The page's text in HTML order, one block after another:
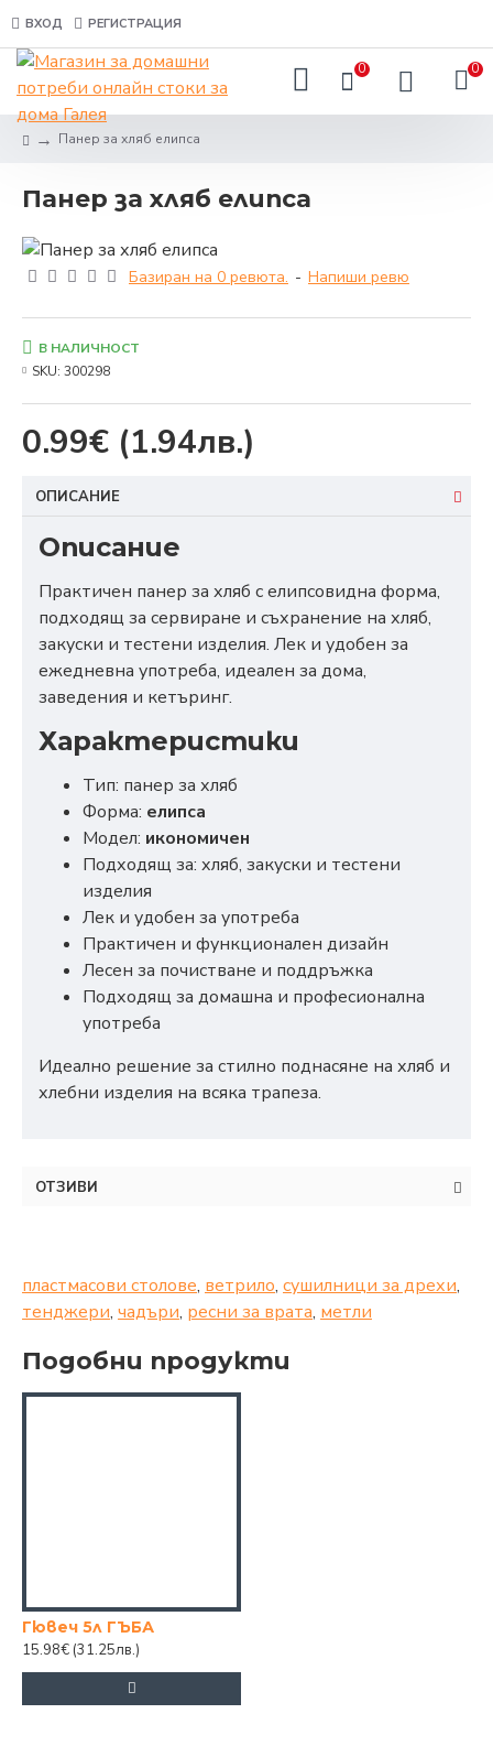
ВХОД РЕГИСТРАЦИЯ
0 0
Панер за хляб елипса
Панер за хляб елипса
Базиран на 0 ревюта. - Напиши ревю
0.99€ (1.94лв.)
В НАЛИЧНОСТ
SKU: 300298
ОПИСАНИЕ
Описание
Практичен панер за хляб с елипсовидна форма,
подходящ за сервиране и съхранение на хляб,
закуски и тестени изделия. Лек и удобен за
ежедневна употреба, идеален за дома,
заведения и кетъринг.
Характеристики
Тип: панер за хляб
Форма: елипса
Модел: икономичен
Подходящ за: хляб, закуски и тестени
изделия
Лек и удобен за употреба
Практичен и функционален дизайн
Лесен за почистване и поддръжка
Подходящ за домашна и професионална
употреба
Идеално решение за стилно поднасяне на хляб и
хлебни изделия на всяка трапеза.
ОТЗИВИ
пластмасови столове, ветрило, сушилници за дрехи,
тенджери, чадъри, ресни за врата, метли
Подобни продукти
Гювеч 5л ГЪБА
15.98€ (31.25лв.)